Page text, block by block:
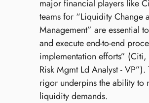
major financial players like
teams for “Liquidity Change
Management” are essential
and execute end-to-end
implementation efforts”
Risk Mgmt Ld Analyst -
rigor underpins the ability to
liquidity demands.